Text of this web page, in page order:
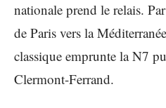
nationale prend le relais.
de Paris vers la
classique emprunte la N7
Clermont-Ferrand.